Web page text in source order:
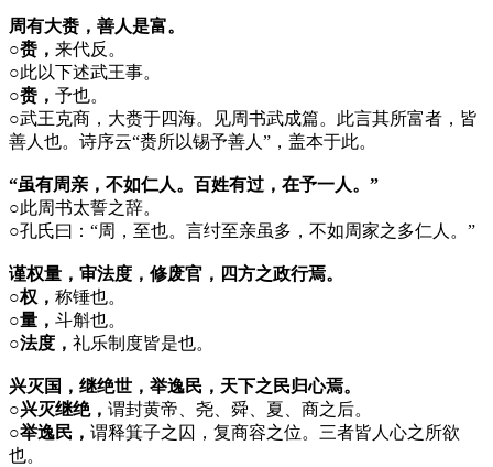
周有大赉，善人是富。
○赉， 来代反。
○此以下述武王事。
○赉， 予也。
○武王克商，大赉于四海。见周书武成篇。此言其所富者，皆
善人也。诗序云“赉所以锡予善人”，盖本于此。
“虽有周亲，不如仁人。百姓有过，在予一人。”
○此周书太誓之辞。
○孔氏曰：“周，至也。言纣至亲虽多，不如周家之多仁人。”
谨权量，审法度，修废官，四方之政行焉。
○权， 称锤也。
○量， 斗斛也。
○法度， 礼乐制度皆是也。
兴灭国，继绝世，举逸民，天下之民归心焉。
○兴灭继绝， 谓封黄帝、尧、舜、夏、商之后。
○举逸民， 谓释箕子之囚，复商容之位。三者皆人心之所欲
也。